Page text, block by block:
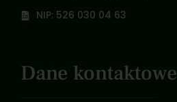
NIP: 526 030 04 63
Dane kontaktowe